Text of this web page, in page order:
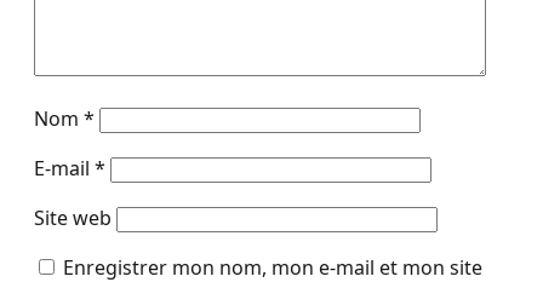
Nom *
E-mail *
Site web
Enregistrer mon nom, mon e-mail et mon site